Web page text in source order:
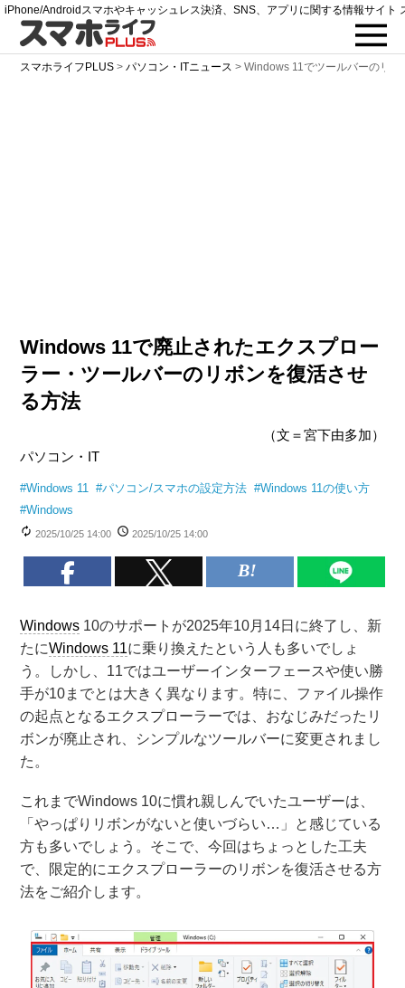
iPhone/Androidスマホやキャッシュレス決済、SNS、アプリに関する情報サイト
スマホライフPLUS >パソコン・ITニュース >Windows 11でツールバーのリ
Windows 11で廃止されたエクスプロー
ラー・ツールバーのリボンを復活させ
る方法
（文＝宮下由多加）
パソコン・IT
#Windows 11 #パソコン/スマホの設定方法 #Windows 11の使い方
#Windows
2025/10/25 14:00 2025/10/25 14:00
Windows 10のサポートが2025年10月14日に終了し、新
たにWindows 11に乗り換えたという人も多いでしょ
う。しかし、11ではユーザーインターフェースや使い勝
手が10までとは大きく異なります。特に、ファイル操作
の起点となるエクスプローラーでは、おなじみだったリ
ボンが廃止され、シンプルなツールバーに変更されまし
た。
これまでWindows 10に慣れ親しんでいたユーザーは、
「やっぱりリボンがないと使いづらい…」と感じている
方も多いでしょう。そこで、今回はちょっとした工夫
で、限定的にエクスプローラーのリボンを復活させる方
法をご紹介します。